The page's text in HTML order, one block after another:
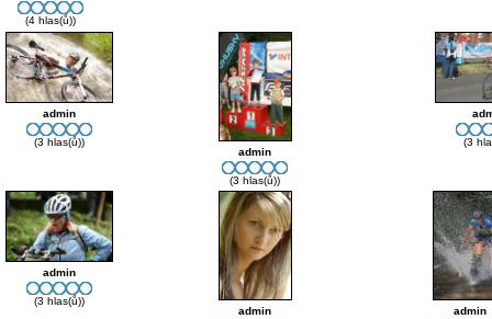
(4 hlas(ů))
admin
(3 hlas(ů))
admin
(3 hlas(ů))
(3
admin
(3 hlas(ů))
admin
admin